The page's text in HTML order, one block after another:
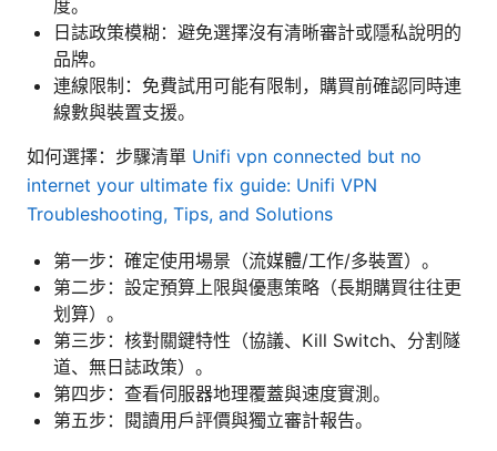
度。
日誌政策模糊：避免選擇沒有清晰審計或隱私說明的
品牌。
連線限制：免費試用可能有限制，購買前確認同時連
線數與裝置支援。
如何選擇：步驟清單 Unifi vpn connected but no
internet your ultimate fix guide: Unifi VPN
Troubleshooting, Tips, and Solutions
第一步：確定使用場景（流媒體/工作/多裝置）。
第二步：設定預算上限與優惠策略（長期購買往往更
划算）。
第三步：核對關鍵特性（協議、Kill Switch、分割隧
道、無日誌政策）。
第四步：查看伺服器地理覆蓋與速度實測。
第五步：閱讀用戶評價與獨立審計報告。